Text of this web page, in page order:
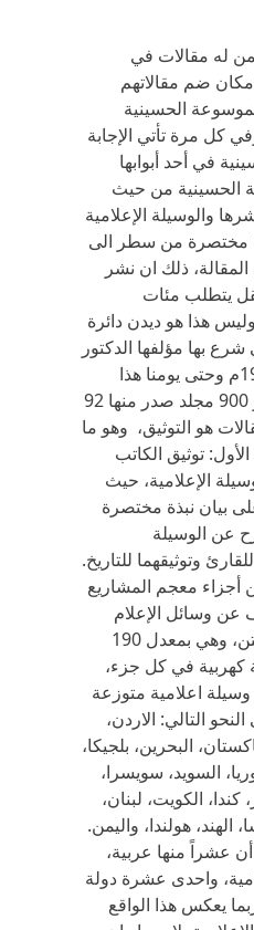
له مقالات في
ضم مقالاتهم
الحسينية
كل مرة تأتي الإجابة
في أحد أبوابها
الحسينية من حيث
والوسيلة الإعلامية
مختصرة من سطر الى
ذلك ان نشر
يتطلب مئات
هذا هو ديدن دائرة
بها مؤلفها الدكتور
الكرباسي منذ عام 1987م وحتى يومنا هذا
والتي بلغ مجموعها نحو 900 مجلد صدر منها 92
هو التوثيق، وهو ما
توثيق الكاتب
الإعلامية، حيث
بيان نبذة مختصرة
عن الوسيلة
وتوثيقهما للتاريخ.
معجم المشاريع
عن وسائل الإعلام
التي ورد ذكرها في المتن، وهي بمعدل 190
كهربية في كل جزء،
وضم الجزء الرابع 189 وسيلة اعلامية متوزعة
النحو التالي: الاردن،
البحرين، بلجيكا،
السويد، سويسرا،
الكويت، لبنان،
الهند، هولندا، واليمن.
عشراً منها عربية،
واحدى عشرة دولة
يعكس هذا الواقع